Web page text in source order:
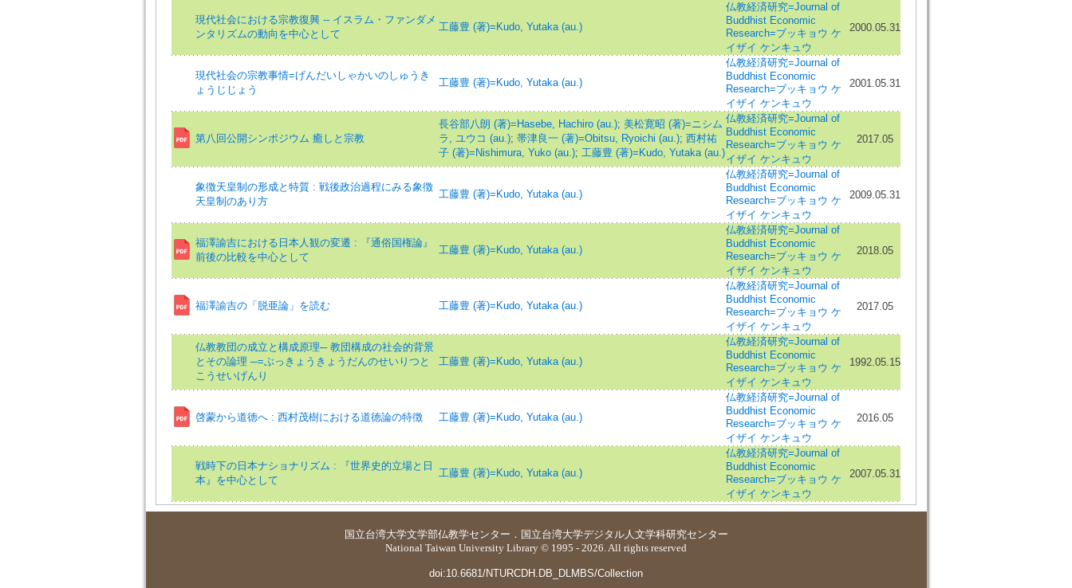
現代社会における宗教復興 -- イスラム・ファンダメ
ンタリズムの動向を中心として
工藤豊 (著)=Kudo, Yutaka (au.)
仏教経済研究=Journal of
Buddhist Economic
Research=ブッキョウ ケ
イザイ ケンキュウ
2000.05.31
現代社会の宗教事情=げんだいしゃかいのしゅうき
ょうじじょう
工藤豊 (著)=Kudo, Yutaka (au.)
仏教経済研究=Journal of
Buddhist Economic
Research=ブッキョウ ケ
イザイ ケンキュウ
2001.05.31
第八回公開シンポジウム 癒しと宗教
長谷部八朗 (著)=Hasebe, Hachiro (au.); 美松寛昭 (著)=ニシム
ラ, ユウコ (au.); 帯津良一 (著)=Obitsu, Ryoichi (au.); 西村祐
子 (著)=Nishimura, Yuko (au.); 工藤豊 (著)=Kudo, Yutaka (au.)
仏教経済研究=Journal of
Buddhist Economic
Research=ブッキョウ ケ
イザイ ケンキュウ
2017.05
象徴天皇制の形成と特質 : 戦後政治過程にみる象徴
天皇制のあり方
工藤豊 (著)=Kudo, Yutaka (au.)
仏教経済研究=Journal of
Buddhist Economic
Research=ブッキョウ ケ
イザイ ケンキュウ
2009.05.31
福澤諭吉における日本人観の変遷 : 『通俗国権論』
前後の比較を中心として
工藤豊 (著)=Kudo, Yutaka (au.)
仏教経済研究=Journal of
Buddhist Economic
Research=ブッキョウ ケ
イザイ ケンキュウ
2018.05
福澤諭吉の「脱亜論」を読む 工藤豊 (著)=Kudo, Yutaka (au.)
仏教経済研究=Journal of
Buddhist Economic
Research=ブッキョウ ケ
イザイ ケンキュウ
2017.05
仏教教団の成立と構成原理─ 教団構成の社会的背景
とその論理 ─=ぶっきょうきょうだんのせいりつと
こうせいげんり
工藤豊 (著)=Kudo, Yutaka (au.)
仏教経済研究=Journal of
Buddhist Economic
Research=ブッキョウ ケ
イザイ ケンキュウ
1992.05.15
啓蒙から道徳へ : 西村茂樹における道徳論の特徴 工藤豊 (著)=Kudo, Yutaka (au.)
仏教経済研究=Journal of
Buddhist Economic
Research=ブッキョウ ケ
イザイ ケンキュウ
2016.05
戦時下の日本ナショナリズム : 『世界史的立場と日
本』を中心として
工藤豊 (著)=Kudo, Yutaka (au.)
仏教経済研究=Journal of
Buddhist Economic
Research=ブッキョウ ケ
イザイ ケンキュウ
2007.05.31
国立台湾大学文学部仏教学センター ． 国立台湾大学デジタル人文学科研究センター
National Taiwan University Library © 1995 - 2026. All rights reserved
doi:10.6681/NTURCDH.DB_DLMBS/Collection